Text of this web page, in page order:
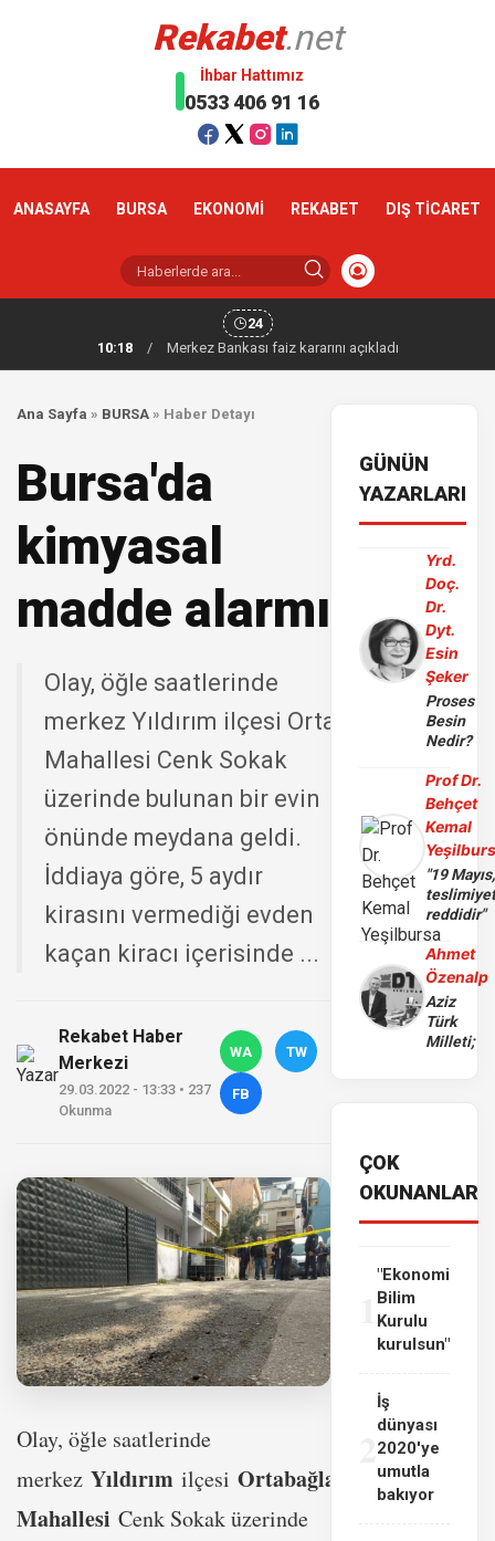
Rekabet.net
İhbar Hattımız
0533 406 91 16
ANASAYFA BURSA EKONOMİ REKABET DIŞ TİCARET
24
10:18
/ Merkez Bankası faiz kararını açıkladı
Ana Sayfa » BURSA » Haber Detayı
Bursa'da
kimyasal
madde alarmı
Olay, öğle saatlerinde
merkez Yıldırım ilçesi Ortabağlar
Mahallesi Cenk Sokak
üzerinde bulunan bir evin
önünde meydana geldi.
İddiaya göre, 5 aydır
kirasını vermediği evden
kaçan kiracı içerisinde ...
Rekabet Haber
Merkezi
29.03.2022 - 13:33 • 237
Okunma
WA TW
FB
Olay, öğle saatlerinde
merkez Yıldırım ilçesi Ortabağlar
Mahallesi Cenk Sokak üzerinde
GÜNÜN
YAZARLARI
Yrd.
Doç.
Dr.
Dyt.
Esin
Şeker
Proses
Besin
Nedir?
Prof Dr.
Behçet
Kemal
"19 Mayıs,
reddidir"
Ahmet
Özenalp
Aziz
Türk
Milleti;
ÇOK
OKUNANLAR
"Ekonomi
Bilim
Kurulu
kurulsun"
İş
dünyası
2020'ye
umutla
bakıyor